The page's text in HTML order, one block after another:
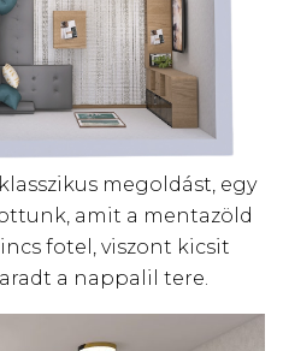
megoldást, egy
amit a mentazöld
fotel, viszont kicsit
a nappalil tere.